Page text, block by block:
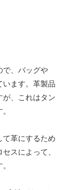
で、バッグや
います。革製品
が、これはタン
て革にするため
スによって、